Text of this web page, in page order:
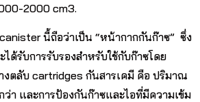
2000 cm3.
นี้ถือว่าเป็น “หน้ากากกันก๊าซ” ซึ่ง
ด้รับการรับรองสำหรับใช้กับก๊าซโดย
งตลับ cartridges กันสารเคมี คือ ปริมาณ
า และการป้องกันก๊าซและไอที่มีความเข้ม